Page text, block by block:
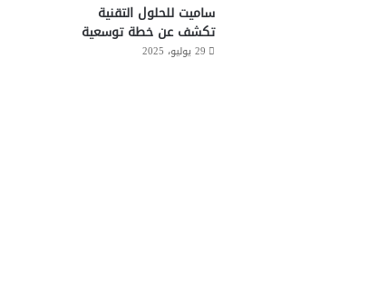
ساميت للحلول التقنية
تكشف عن خطة توسعية
29 يوليو، 2025